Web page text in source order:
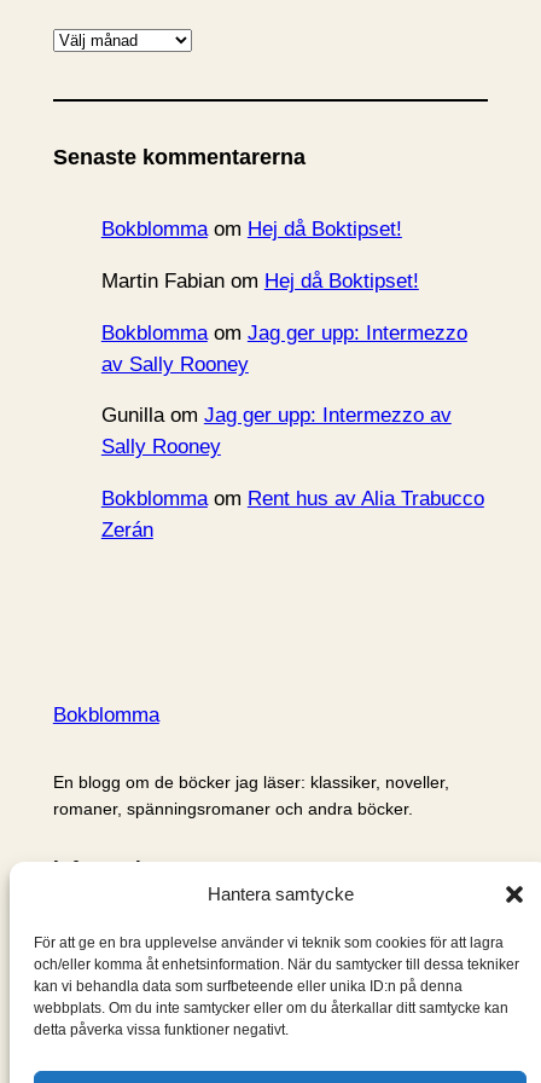
Hantera samtycke
För att ge en bra upplevelse använder vi teknik som cookies för att lagra
och/eller komma åt enhetsinformation. När du samtycker till dessa tekniker
kan vi behandla data som surfbeteende eller unika ID:n på denna
webbplats. Om du inte samtycker eller om du återkallar ditt samtycke kan
detta påverka vissa funktioner negativt.
A
k
v
Senaste kommentarerna
Bokblommaom Hej då Boktipset!
Martin Fabianom Hej då Boktipset!
Bokblommaom Jag ger upp: Intermezzo
av Sally Rooney
Gunillaom Jag ger upp: Intermezzo av
Sally Rooney
Bokblommaom Rent hus av Alia Trabucco
Zerán
Bokblomma
En blogg om de böcker jag läser: klassiker, noveller,
romaner, spänningsromaner och andra böcker.
Information
Om mig & om bloggen
S
ö
k